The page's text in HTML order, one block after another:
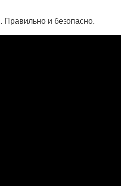
Правильно и безопасно.